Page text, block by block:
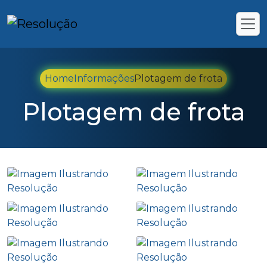
HomeInformaçõesPlotagem de frota
Plotagem de frota